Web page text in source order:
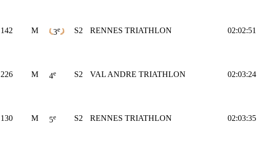
142 M 3e S2 RENNES TRIATHLON 02:02:51
226 M 4e S2 VAL ANDRE TRIATHLON 02:03:24
130 M 5e S2 RENNES TRIATHLON 02:03:35